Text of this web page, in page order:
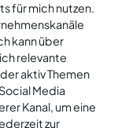
für mich nutzen.
kann über
relevante
aktiv Themen
Media
Kanal, um eine
zur